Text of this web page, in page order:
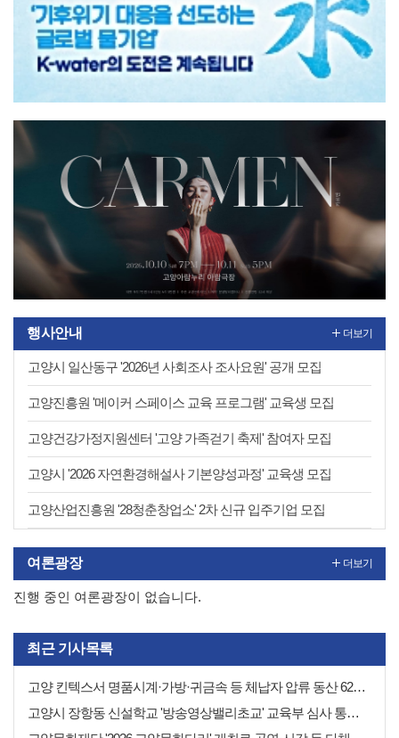
1 2
행사안내
고양시 일산동구 '2026년 사회조사 조사요원' 공개 모집
고양진흥원 '메이커 스페이스 교육 프로그램' 교육생 모집
고양건강가정지원센터 '고양 가족걷기 축제' 참여자 모집
고양시 '2026 자연환경해설사 기본양성과정' 교육생 모집
고양산업진흥원 '28청춘창업소' 2차 신규 입주기업 모집
더보기
여론광장
진행 중인 여론광장이 없습니다.
더보기
최근 기사목록
고양 킨텍스서 명품시계·가방·귀금속 등 체납자 압류 동산 620점 공개 경매
고양시 장항동 신설학교 '방송영상밸리초교' 교육부 심사 통과··2030년 개교